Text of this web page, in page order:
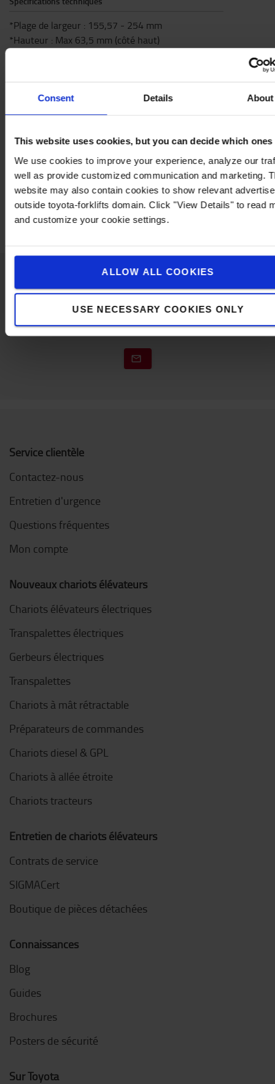
Consent Details About
This website uses cookies, but you can decide which ones
We use cookies to improve your experience, analyze our
well as provide customized communication and marketing.
website may also contain cookies to show relevant
outside toyota-forklifts domain. Click "View Details" to read
and customize your cookie settings.
ALLOW ALL COOKIES
USE NECESSARY COOKIES ONLY
*Plage de largeur : 155,57 - 254 mm
*Hauteur : Max 63,5 mm (côté haut)
*Matériau : Acier revêtu par poudrage, composite haute
résistance
*Écrous et vis inclus
système est requise pour le montage. Le support
d'imprimante dispose de trous au format AMPS à
l'arrière à cet effet.
Spécifications
Poids 363 g
Contactez-nous
Service clientèle
Contactez-nous
Entretien d'urgence
Questions fréquentes
Mon compte
Nouveaux chariots élévateurs
Chariots élévateurs électriques
Transpalettes électriques
Gerbeurs électriques
Transpalettes
Chariots à mât rétractable
Préparateurs de commandes
Chariots diesel & GPL
Chariots à allée étroite
Chariots tracteurs
Entretien de chariots élévateurs
Contrats de service
SIGMACert
Boutique de pièces détachées
Connaissances
Blog
Guides
Brochures
Posters de sécurité
Sur Toyota